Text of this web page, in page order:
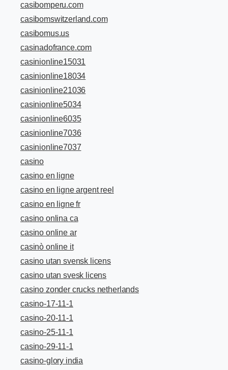
casibomperu.com
casibomswitzerland.com
casibomus.us
casinadofrance.com
casinionline15031
casinionline18034
casinionline21036
casinionline5034
casinionline6035
casinionline7036
casinionline7037
casino
casino en ligne
casino en ligne argent reel
casino en ligne fr
casino onlina ca
casino online ar
casinò online it
casino utan svensk licens
casino utan svesk licens
casino zonder crucks netherlands
casino-17-11-1
casino-20-11-1
casino-25-11-1
casino-29-11-1
casino-glory india